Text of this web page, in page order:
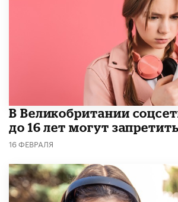
В Великобритании
до 16 лет могут
16 ФЕВРАЛЯ